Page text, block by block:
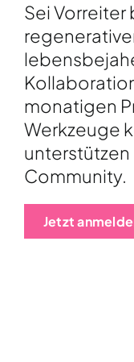
Sei
monatigen
Werkzeuge
unterstützen
Community.
Jetzt